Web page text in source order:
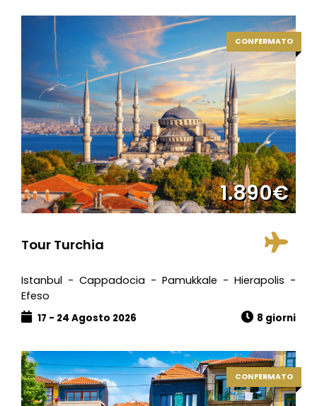
CONFERMATO
1.890€
Tour Turchia
Istanbul - Cappadocia - Pamukkale - Hierapolis -
Efeso
17 - 24 Agosto 2026 8 giorni
CONFERMATO